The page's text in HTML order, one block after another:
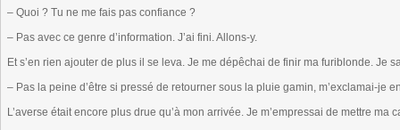
– Quoi ? Tu ne me fais pas confiance ?
– Pas avec ce genre d’information. J’ai fini. Allons-y.
Et s’en rien ajouter de plus il se leva. Je me dépêchai de finir ma furiblonde. Je
– Pas la peine d’être si pressé de retourner sous la pluie gamin, m’exclamai-je
L’averse était encore plus drue qu’à mon arrivée. Je m’empressai de mettre